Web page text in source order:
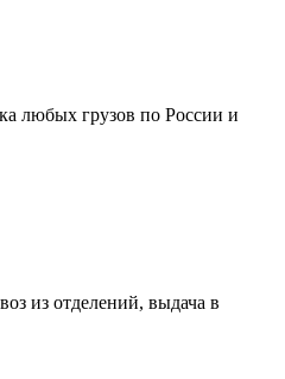
любых грузов по России и
из отделений, выдача в